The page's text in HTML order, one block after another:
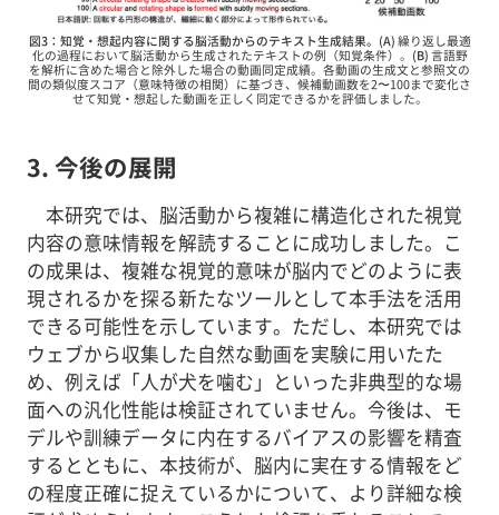
図3：知覚・想起内容に関する脳活動からのテキスト生成結果。(A) 繰り返し最適
化の過程において脳活動から生成されたテキストの例（知覚条件）。 (B) 言語野
を解析に含めた場合と除外した場合の動画同定成績。各動画の生成文と参照文の
間の類似度スコア（意味特徴の相関）に基づき、候補動画数を2〜100まで変化さ
せて知覚・想起した動画を正しく同定できるかを評価しました。
3. 今後の展開
本研究では、脳活動から複雑に構造化された視覚
内容の意味情報を解読することに成功しました。こ
の成果は、複雑な視覚的意味が脳内でどのように表
現されるかを探る新たなツールとして本手法を活用
できる可能性を示しています。ただし、本研究では
ウェブから収集した自然な動画を実験に用いたた
め、例えば「人が犬を噛む」といった非典型的な場
面への汎化性能は検証されていません。今後は、モ
デルや訓練データに内在するバイアスの影響を精査
するとともに、本技術が、脳内に実在する情報をど
の程度正確に捉えているかについて、より詳細な検